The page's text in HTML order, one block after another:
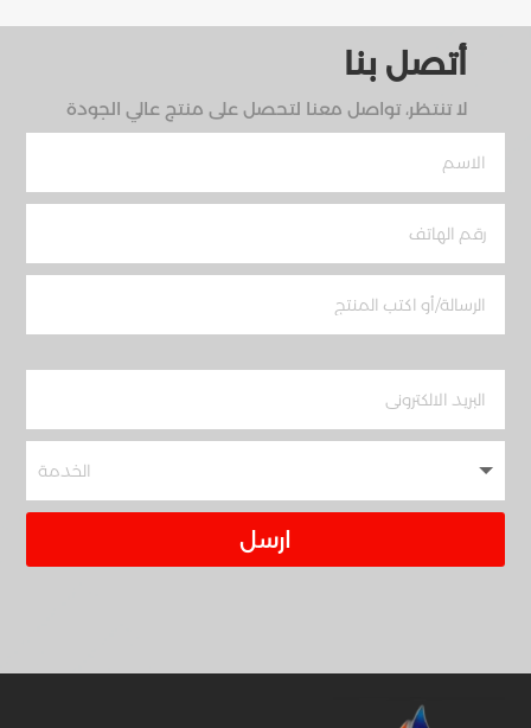
ارسل
أتصل بنا
لا تنتظر، تواصل معنا لتحصل على منتج عالي الجودة